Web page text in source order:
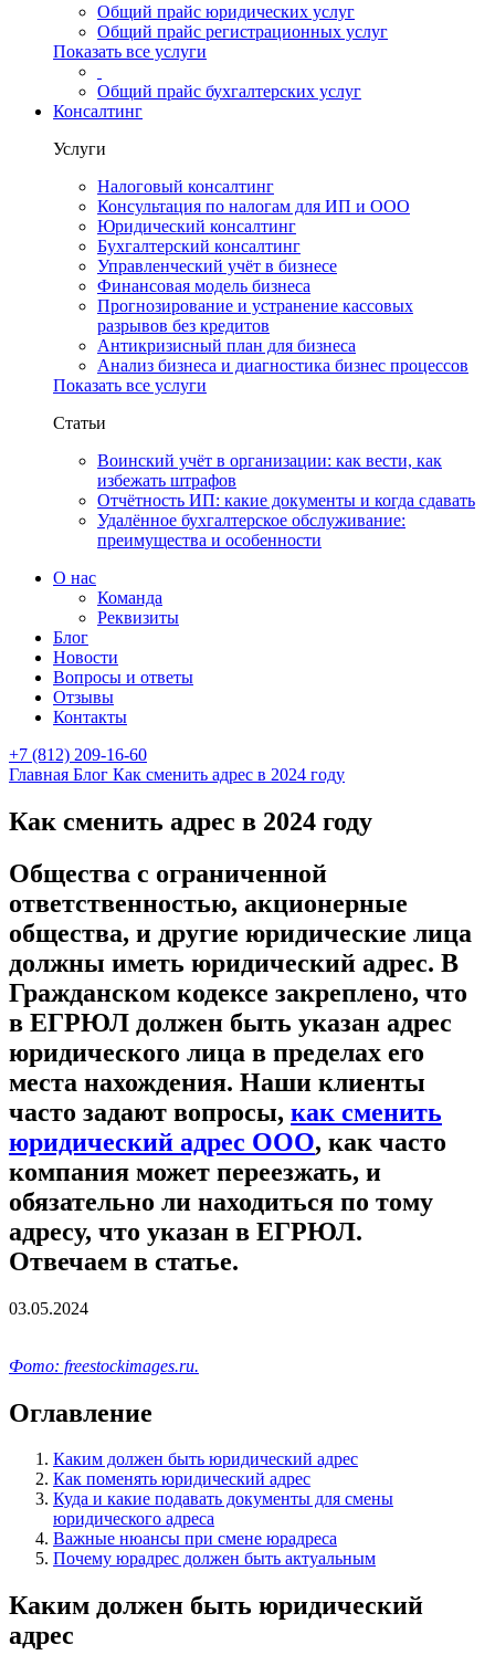
Общий прайс юридических услуг
Общий прайс регистрационных услуг
Показать все услуги
Общий прайс бухгалтерских услуг
Консалтинг
Услуги
Налоговый консалтинг
Консультация по налогам для ИП и ООО
Юридический консалтинг
Бухгалтерский консалтинг
Управленческий учёт в бизнесе
Финансовая модель бизнеса
Прогнозирование и устранение кассовых
разрывов без кредитов
Антикризисный план для бизнеса
Анализ бизнеса и диагностика бизнес процессов
Показать все услуги
Статьи
Воинский учёт в организации: как вести, как
избежать штрафов
Отчётность ИП: какие документы и когда сдавать
Удалённое бухгалтерское обслуживание:
преимущества и особенности
О нас
Команда
Реквизиты
Блог
Новости
Вопросы и ответы
Отзывы
Контакты
+7 (812) 209-16-60
Главная Блог Как сменить адрес в 2024 году
Как сменить адрес в 2024 году
Общества с ограниченной
ответственностью, акционерные
общества, и другие юридические лица
должны иметь юридический адрес. В
Гражданском кодексе закреплено, что
в ЕГРЮЛ должен быть указан адрес
юридического лица в пределах его
места нахождения. Наши клиенты
часто задают вопросы, как сменить
юридический адрес ООО, как часто
компания может переезжать, и
обязательно ли находиться по тому
адресу, что указан в ЕГРЮЛ.
Отвечаем в статье.
03.05.2024
Фото: freestockimages.ru.
Оглавление
Каким должен быть юридический адрес
Как поменять юридический адрес
Куда и какие подавать документы для смены
юридического адреса
Важные нюансы при смене юрадреса
Почему юрадрес должен быть актуальным
Каким должен быть юридический
адрес